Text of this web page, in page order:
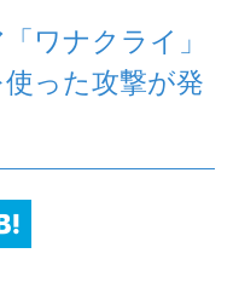
ワナクライ」
った攻撃が発